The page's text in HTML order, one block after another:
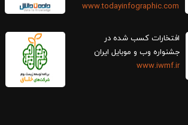
www.todayinfographic.com
افتخارات کسب شده در
جشنواره وب و موبایل ایران
www.iwmf.ir